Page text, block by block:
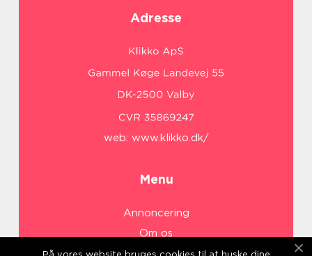
Adresse
web: www.klikko.dk/
Menu
Annoncering
Om os
Cookies